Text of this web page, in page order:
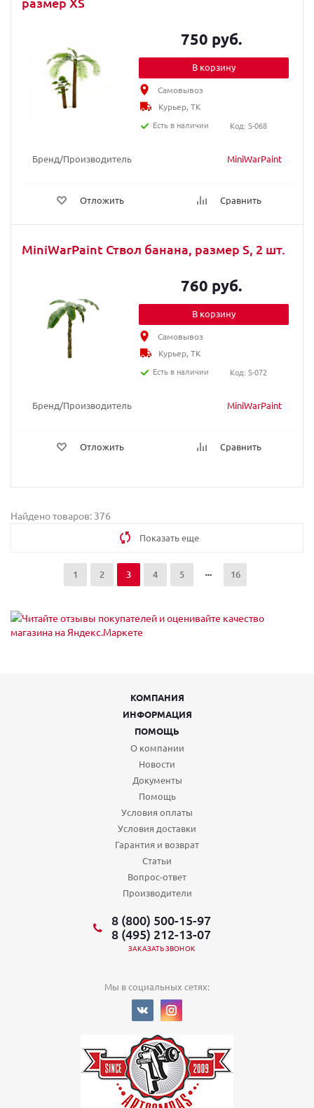
Бренд/Производитель MiniWarPaint
Отложить Сравнить
750 руб.
В корзину
Самовывоз
Курьер, ТК
Есть в наличии
Код: S-068
MiniWarPaint Ствол банана, размер S, 2 шт.
Бренд/Производитель MiniWarPaint
Отложить Сравнить
760 руб.
В корзину
Самовывоз
Курьер, ТК
Есть в наличии
Код: S-072
Найдено товаров: 376
Показать еще
1 2 3 4 5 16
КОМПАНИЯ
ИНФОРМАЦИЯ
ПОМОЩЬ
О компании
Новости
Документы
Помощь
Условия оплаты
Условия доставки
Гарантия и возврат
Статьи
Вопрос-ответ
Производители
8 (800) 500-15-97
8 (495) 212-13-07
ЗАКАЗАТЬ ЗВОНОК
Мы в социальных сетях: